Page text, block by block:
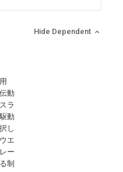
Hide Dependent
動
ラ
動
し
エ
ー
制